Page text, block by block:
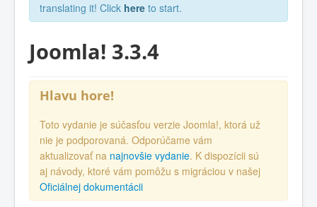
translating it! Click here to start.
Joomla! 3.3.4
Hlavu hore!
Toto vydanie je súčasťou verzie Joomla!, ktorá už
nie je podporovaná. Odporúčame vám
aktualizovať na najnovšie vydanie. K dispozícii sú
aj návody, ktoré vám pomôžu s migráciou v našej
Oficiálnej dokumentácii